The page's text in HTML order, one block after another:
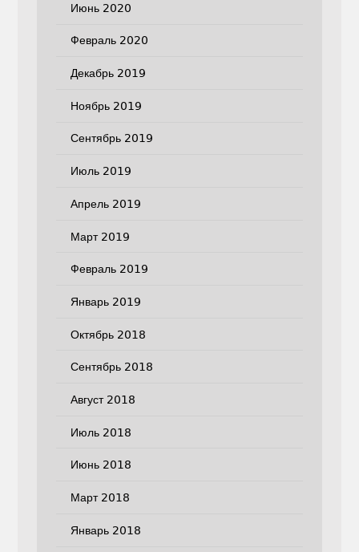
Июнь 2020
Февраль 2020
Декабрь 2019
Ноябрь 2019
Сентябрь 2019
Июль 2019
Апрель 2019
Март 2019
Февраль 2019
Январь 2019
Октябрь 2018
Сентябрь 2018
Август 2018
Июль 2018
Июнь 2018
Март 2018
Январь 2018